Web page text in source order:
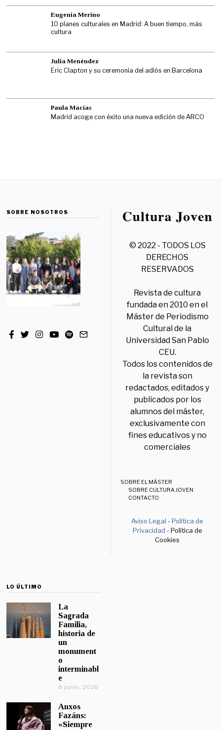
Eugenia Merino
10 planes culturales en Madrid: A buen tiempo, más
cultura
Julia Menéndez
Eric Clapton y su ceremonia del adiós en Barcelona
Paula Macías
Madrid acoge con éxito una nueva edición de ARCO
SOBRE NOSOTROS
© 2022 - TODOS LOS
DERECHOS
RESERVADOS
Revista de cultura
fundada en 2010 en el
Máster de Periodismo
Cultural de la
Universidad San Pablo
CEU.
Todos los contenidos de
la revista son
redactados, editados y
publicados por los
alumnos del máster,
exclusivamente con
fines educativos y no
comerciales
SOBRE EL MÁSTER
SOBRE CULTURA JOVEN
CONTACTO
Aviso Legal -Política de
Privacidad - Política de
Cookies
LO ÚLTIMO
La
Sagrada
Familia,
historia de
un
monument
o
interminabl
e
8 junio, 2026
Anxos
Fazáns:
«Siempre